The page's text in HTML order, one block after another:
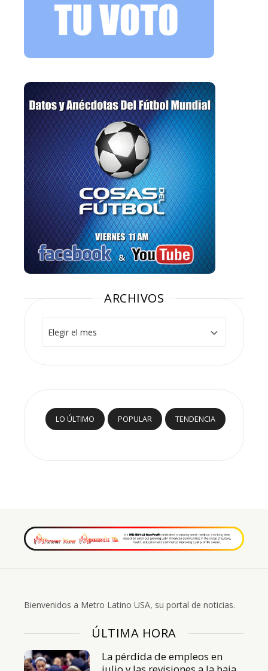
ARCHIVOS
LO ÚLTIMO POPULAR TENDENCIA
Bienvenidos a Metro Latino USA, su portal de noticias.
ÚLTIMA HORA
La pérdida de empleos en